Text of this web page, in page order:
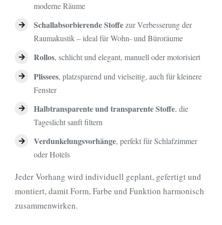
moderne Räume
Schallabsorbierende Stoffezur Verbesserung der
Raumakustik – ideal für Wohn- und Büroräume
Rollos, schlicht und elegant, manuell oder motorisiert
Plissees, platzsparend und vielseitig, auch für kleinere
Fenster
Halbtransparente und transparente Stoffe, die
Tageslicht sanft filtern
Verdunkelungsvorhänge, perfekt für Schlafzimmer
oder Hotels
Jeder Vorhang wird individuell geplant, gefertigt und
montiert, damit Form, Farbe und Funktion harmonisch
zusammenwirken.